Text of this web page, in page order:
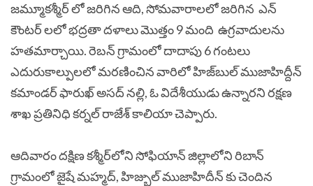
జమ్మూకశ్మీర్ లో జరిగిన ఆది, సోమవారాలలో జరిగిన ఎన్
కౌంటర్ లలో భద్రతా దళాలు మొత్తం 9 మంది ఉగ్రవాదులను
హతమార్చాయి. రెబన్‌ గ్రామంలో దాదాపు 6 గంటలు
ఎదురుకాల్పులలో మరణించిన వారిలో హిజ్‌బుల్‌ ముజాహిద్దీన్‌
కమాండర్‌ ఫారుఖ్‌ అసద్‌ నల్లి, ఓ విదేశీయుడు ఉన్నారని రక్షణ
శాఖ ప్రతినిధి కర్నల్‌ రాజేశ్‌ కాలియా చెప్పారు.
ఆదివారం దక్షిణ కశ్మీర్‌లోని సోఫియాన్‌ జిల్లాలోని రిబాన్‌
గ్రామంలో జైషే మహ్మద్‌, హిజ్బుల్‌ ముజాహిదీన్ కు చెందిన